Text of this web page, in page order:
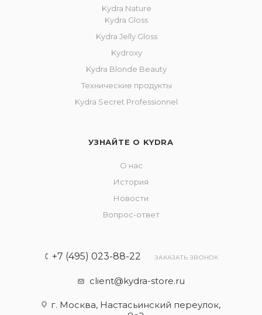
Kydra Nature
Kydra Gloss
Kydra Jelly Gloss
Kydroxy
Kydra Blonde Beauty
Технические продукты
Kydra Secret Professionnel
УЗНАЙТЕ О KYDRA
О нас
История
Новости
Вопрос-ответ
+7 (495) 023-88-22 ЗАКАЗАТЬ ЗВОНОК
client@kydra-store.ru
г. Москва, Настасьинский переулок,